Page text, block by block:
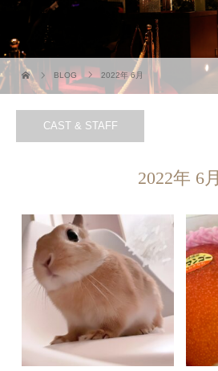
BLOG 2022年 6月
CAST & STAFF
2022年 6月